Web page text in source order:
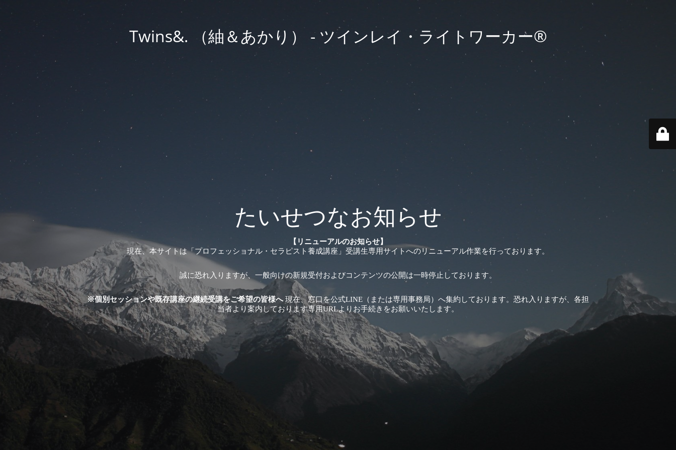
Twins&. （紬＆あかり） - ツインレイ・ライトワーカー®️
たいせつなお知らせ
【リニューアルのお知らせ】
現在、本サイトは「プロフェッショナル・セラピスト養成講座」受講生専用サイトへのリニューアル作業を行っております。
誠に恐れ入りますが、一般向けの新規受付およびコンテンツの公開は一時停止しております。
※個別セッションや既存講座の継続受講をご希望の皆様へ現在、窓口を公式LINE（または専用事務局）へ集約しております。恐れ入りますが、各担
当者より案内しております専用URLよりお手続きをお願いいたします。